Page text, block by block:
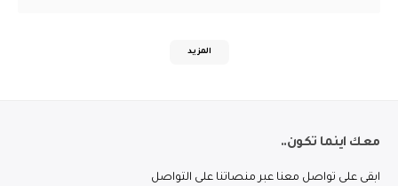
المزيد
معك اينما تكون..
ابقى على تواصل معنا عبر منصاتنا على التواصل